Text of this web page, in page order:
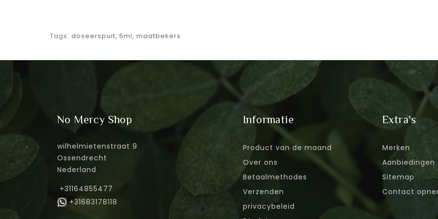
Tags: doseerspuit, 5ml, maatbekers
No Mercy Shop
wilhelmietenstraat 9
Ossendrecht
Nederland
+31164855477
+31683178118
Informatie
Product van de maand
Over ons
Betaalmethodes
Verzenden
privacybeleid
Extra's
Merken
Aanbiedingen
Sitemap
Contact